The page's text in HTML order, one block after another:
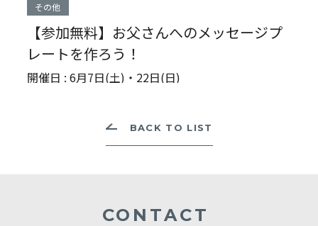
その他
【参加無料】お父さんへのメッセージプ
レートを作ろう！
開催日 : 6月7日(土)・22日(日)
BACK TO LIST
CONTACT